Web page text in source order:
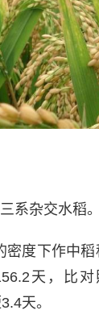
系杂交水稻。
密度下作中
天，比
天。